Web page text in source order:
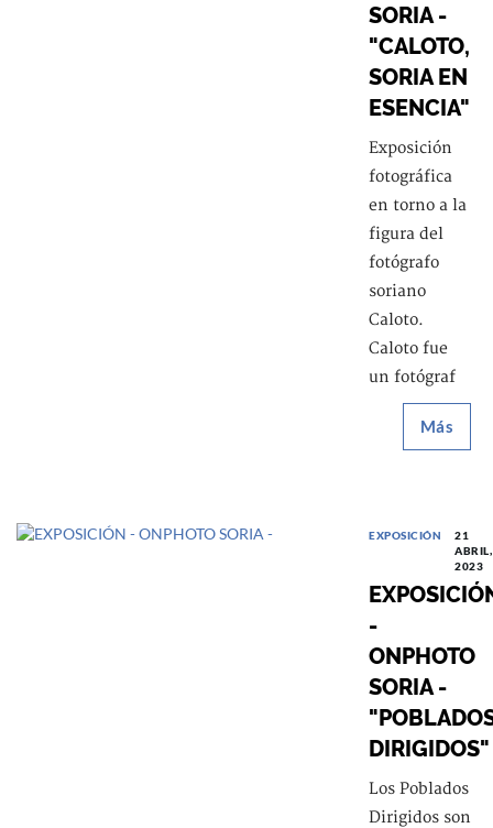
SORIA -
"CALOTO,
SORIA EN
ESENCIA"
Exposición
fotográfica
en torno a la
figura del
fotógrafo
soriano
Caloto.
Caloto fue
un fotógraf
Más
EXPOSICIÓN
21
ABRIL,
2023
-
ONPHOTO
SORIA -
DIRIGIDOS"
Los Poblados
Dirigidos son